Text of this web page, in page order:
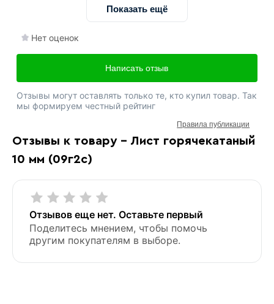
Показать ещё
Отзывы к товару - Лист горячекатаный
10 мм (09г2с)
Отзывов еще нет. Оставьте первый
Поделитесь мнением, чтобы помочь
другим покупателям в выборе.
Нет оценок
Написать отзыв
Отзывы могут оставлять только те, кто купил товар. Так
мы формируем честный рейтинг
Правила публикации